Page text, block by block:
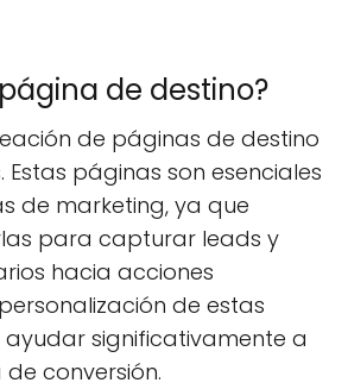
de destino?
de páginas de destino
páginas son esenciales
de marketing, ya que
para capturar leads y
hacia acciones
de estas
significativamente a
conversión.